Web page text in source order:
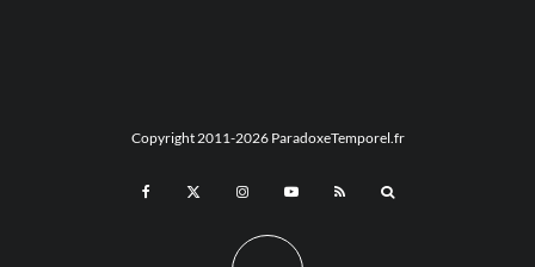
Copyright 2011-2026 ParadoxeTemporel.fr